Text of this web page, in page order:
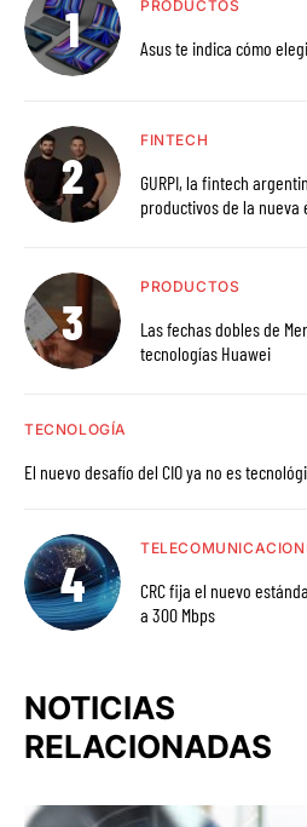
PRODUCTOS
Asus te indica cómo
FINTECH
GURPI, la fintech argentina, habilita el acceso a
productivos de la nueva
PRODUCTOS
Las fechas dobles de
tecnologías Huawei
TECNOLOGÍA
El nuevo desafío del CIO ya no es
CRC fija el nuevo
a 300 Mbps
NOTICIAS
RELACIONADAS